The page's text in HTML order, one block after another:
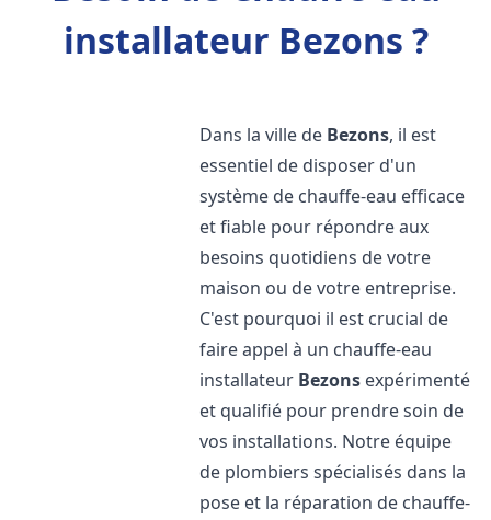
installateur Bezons ?
Dans la ville de Bezons, il est
essentiel de disposer d'un
système de chauffe-eau efficace
et fiable pour répondre aux
besoins quotidiens de votre
maison ou de votre entreprise.
C'est pourquoi il est crucial de
faire appel à un chauffe-eau
installateur Bezons expérimenté
et qualifié pour prendre soin de
vos installations. Notre équipe
de plombiers spécialisés dans la
pose et la réparation de chauffe-